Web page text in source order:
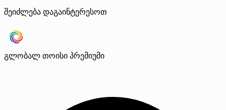
შეიძლება დაგაინტერესოთ
გლობალ თოისი პრემიუმი